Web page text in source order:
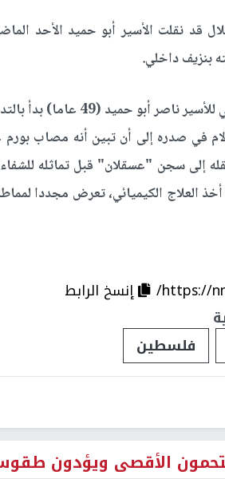
قد نقلت الأسير أبو حميد الأحد
بنزيف داخلي.
إلى سجن "عسقلان" قبل تماثله
العلاج الكيميائي، تعرض مجددا
https://
إنسخ الرابط
فلسطين
الأقصى ويؤدون